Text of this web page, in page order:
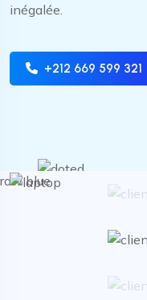
inégalée.
+212 669 599 321